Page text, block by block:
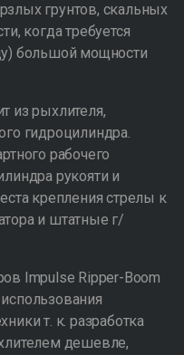
грунтов, скальных
когда требуется
большой мощности
из рыхлителя,
гидроцилиндра.
рабочего
рукояти и
крепления стрелы к
и штатные г/
Impulse Ripper-Boom
т. к. разработка
дешевле,